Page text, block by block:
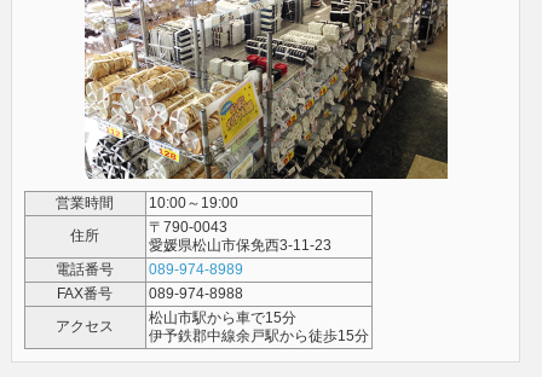
営業時間
10:00～19:00
住所
〒790-0043
愛媛県松山市保免西3-11-23
電話番号
089-974-8989
FAX番号
089-974-8988
アクセス
松山市駅から車で15分
伊予鉄郡中線余戸駅から徒歩15分